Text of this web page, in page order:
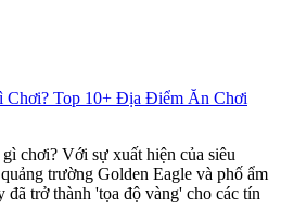
Chơi? Top 10+ Địa Điểm Ăn Chơi
chơi? Với sự xuất hiện của siêu
trường Golden Eagle và phố ẩm
trở thành 'tọa độ vàng' cho các tín